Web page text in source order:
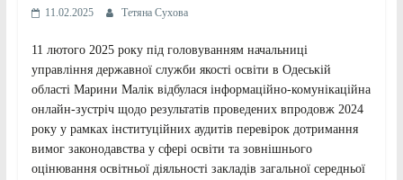
11.02.2025 Тетяна Сухова
11 лютого 2025 року під головуванням начальниці
управління державної служби якості освіти в Одеській
області Марини Малік відбулася інформаційно-комунікаційна
онлайн-зустріч щодо результатів проведених впродовж 2024
року у рамках інституційних аудитів перевірок дотримання
вимог законодавства у сфері освіти та зовнішнього
оцінювання освітньої діяльності закладів загальної середньої